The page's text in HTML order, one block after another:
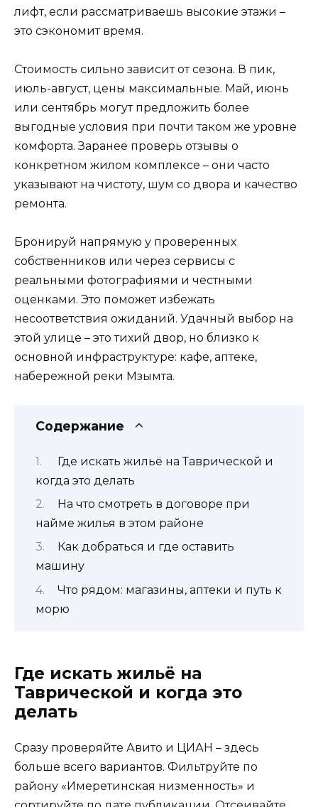
лифт, если рассматриваешь высокие этажи –
это сэкономит время.
Стоимость сильно зависит от сезона. В пик,
июль-август, цены максимальные. Май, июнь
или сентябрь могут предложить более
выгодные условия при почти таком же уровне
комфорта. Заранее проверь отзывы о
конкретном жилом комплексе – они часто
указывают на чистоту, шум со двора и качество
ремонта.
Бронируй напрямую у проверенных
собственников или через сервисы с
реальными фотографиями и честными
оценками. Это поможет избежать
несоответствия ожиданий. Удачный выбор на
этой улице – это тихий двор, но близко к
основной инфраструктуре: кафе, аптеке,
набережной реки Мзымта.
Содержание
Где искать жильё на Таврической и
когда это делать
На что смотреть в договоре при
найме жилья в этом районе
Как добраться и где оставить
машину
Что рядом: магазины, аптеки и путь к
морю
Где искать жильё на
Таврической и когда это
делать
Сразу проверяйте Авито и ЦИАН – здесь
больше всего вариантов. Фильтруйте по
району «Имеретинская низменность» и